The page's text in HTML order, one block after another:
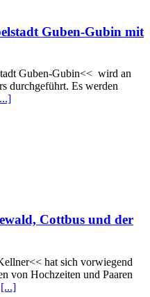
Guben-Gubin mit
Guben-Gubin<< wird an
durchgeführt. Es werden
Cottbus und der
hat sich vorwiegend
von Hochzeiten und Paaren
[...]